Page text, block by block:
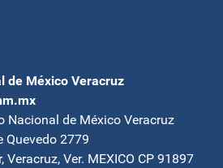
de México Veracruz
de México Veracruz
Quevedo 2779
Veracruz, Ver. MEXICO CP 91897